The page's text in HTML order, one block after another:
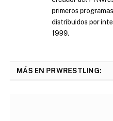
primeros
distribuidos por
1999.
MÁS EN PRWRESTLING: